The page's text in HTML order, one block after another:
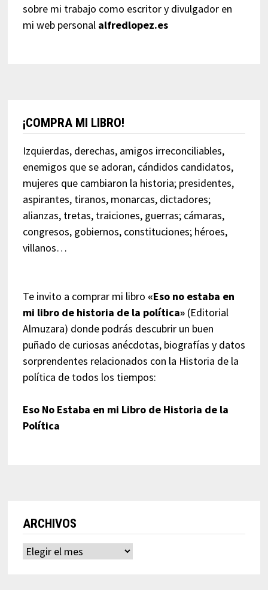
sobre mi trabajo como escritor y divulgador en
mi web personal alfredlopez.es
¡COMPRA MI LIBRO!
Izquierdas, derechas, amigos irreconciliables,
enemigos que se adoran, cándidos candidatos,
mujeres que cambiaron la historia; presidentes,
aspirantes, tiranos, monarcas, dictadores;
alianzas, tretas, traiciones, guerras; cámaras,
congresos, gobiernos, constituciones; héroes,
villanos…
Te invito a comprar mi libro «Eso no estaba en
mi libro de historia de la política»(Editorial
Almuzara) donde podrás descubrir un buen
puñado de curiosas anécdotas, biografías y datos
sorprendentes relacionados con la Historia de la
política de todos los tiempos:
Eso No Estaba en mi Libro de Historia de la
Política
ARCHIVOS
Archivos